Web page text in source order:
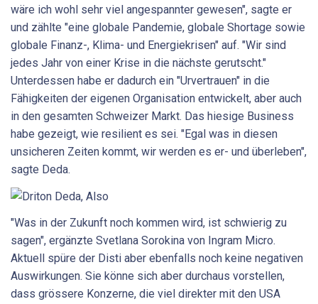
wäre ich wohl sehr viel angespannter gewesen", sagte er
und zählte "eine globale Pandemie, globale Shortage sowie
globale Finanz-, Klima- und Energiekrisen" auf. "Wir sind
jedes Jahr von einer Krise in die nächste gerutscht."
Unterdessen habe er dadurch ein "Urvertrauen" in die
Fähigkeiten der eigenen Organisation entwickelt, aber auch
in den gesamten Schweizer Markt. Das hiesige Business
habe gezeigt, wie resilient es sei. "Egal was in diesen
unsicheren Zeiten kommt, wir werden es er- und überleben",
sagte Deda.
"Was in der Zukunft noch kommen wird, ist schwierig zu
sagen", ergänzte Svetlana Sorokina von Ingram Micro.
Aktuell spüre der Disti aber ebenfalls noch keine negativen
Auswirkungen. Sie könne sich aber durchaus vorstellen,
dass grössere Konzerne, die viel direkter mit den USA